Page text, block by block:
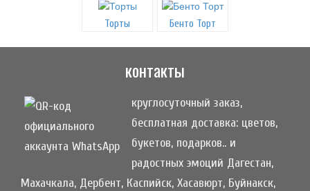
Торты Бенто Торт
контакты
круглосуточный заказ,
бесплатная доставка: цветов,
букетов, подарков.. и
радостных эмоций Дагестан,
Махачкала, Дербент, Каспийск, Хасавюрт, Буйнакск,